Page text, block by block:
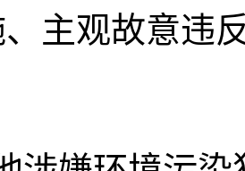
主观故意违